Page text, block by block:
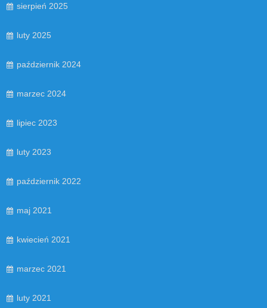
sierpień 2025
luty 2025
październik 2024
marzec 2024
lipiec 2023
luty 2023
październik 2022
maj 2021
kwiecień 2021
marzec 2021
luty 2021